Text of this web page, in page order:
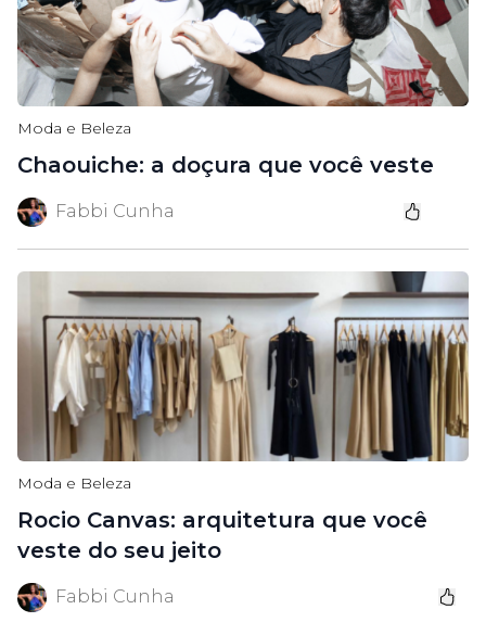
Moda e Beleza
Chaouiche: a doçura que você veste
Fabbi Cunha
Moda e Beleza
Rocio Canvas: arquitetura que você
veste do seu jeito
Fabbi Cunha